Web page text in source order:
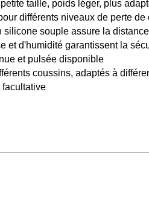
taille, poids léger, plus
différents niveaux de perte de
silicone souple assure la
et d'humidité garantissent la
et pulsée disponible
coussins, adaptés à
facultative